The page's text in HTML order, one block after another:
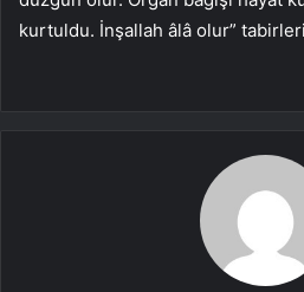
kurtuldu. İnşallah âlâ olur”